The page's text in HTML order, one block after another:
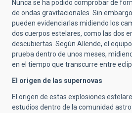
Nunca se ha podido comprobar de
de ondas gravitacionales. Sin
pueden evidenciarlas midiendo los
dos cuerpos estelares, como las dos
descubiertas. Según Allende, el
prueba dentro de unos meses,
en el tiempo que transcurre entre
El origen de las supernovas
El origen de estas explosiones
estudios dentro de la comunidad